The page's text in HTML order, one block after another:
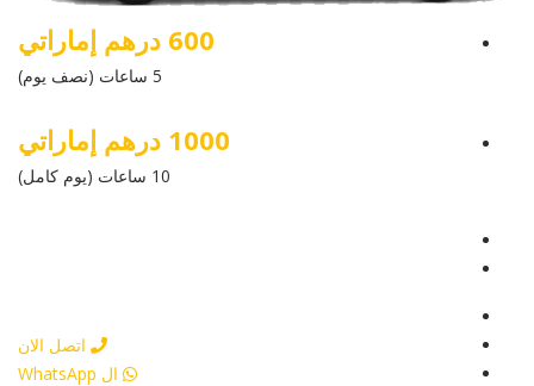
600 درهم إماراتي
5 ساعات (نصف يوم)
1000 درهم إماراتي
10 ساعات (يوم كامل)
اتصل الان
ال WhatsApp